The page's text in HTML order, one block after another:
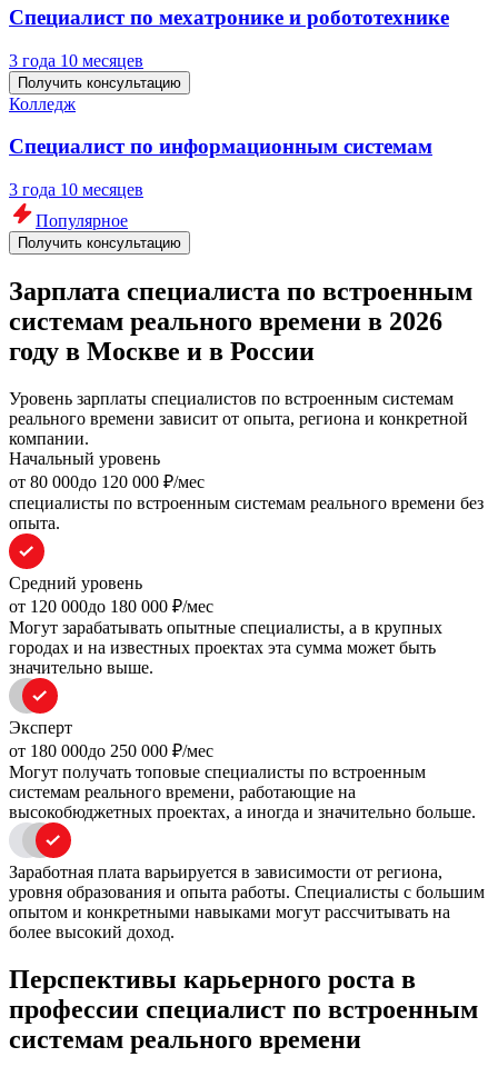
Специалист по мехатронике и робототехнике
3 года 10 месяцев
Получить консультацию
Колледж
Специалист по информационным системам
3 года 10 месяцев
Популярное
Получить консультацию
Зарплата специалиста по встроенным
системам реального времени в 2026
году в Москве и в России
Уровень зарплаты специалистов по встроенным системам
реального времени зависит от опыта, региона и конкретной
компании.
Начальный уровень
oт 80 000до 120 000 ₽/мес
специалисты по встроенным системам реального времени без
опыта.
Средний уровень
oт 120 000до 180 000 ₽/мес
Могут зарабатывать опытные специалисты, а в крупных
городах и на известных проектах эта сумма может быть
значительно выше.
Эксперт
oт 180 000до 250 000 ₽/мес
Могут получать топовые специалисты по встроенным
системам реального времени, работающие на
высокобюджетных проектах, а иногда и значительно больше.
Заработная плата варьируется в зависимости от региона,
уровня образования и опыта работы. Специалисты с большим
опытом и конкретными навыками могут рассчитывать на
более высокий доход.
Перспективы карьерного роста в
профессии специалист по встроенным
системам реального времени